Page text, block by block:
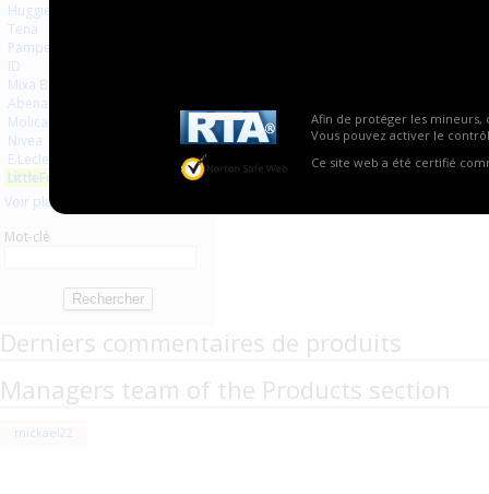
Afin de protéger les mineurs,
Vous pouvez activer le
Ce site web a été certifié
Huggies
Tena
Pampers
ID
Mixa Bébé
Abena
Molicare
Nivea
E.Leclerc
LittleForBig
Voir plus
Mot-clé
Derniers commentaires de produits
Managers team of the Products section
mickael22